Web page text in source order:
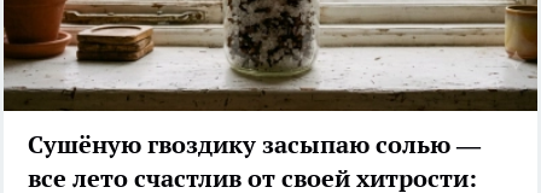
Сушёную гвоздику засыпаю солью —
все лето счастлив от своей хитрости: